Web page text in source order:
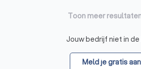
Toon meer
Jouw bedrijf niet in
Meld je gratis aan